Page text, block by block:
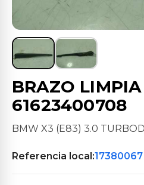
BRAZO
61623400708
BMW X3 (E83) 3.0
Referencia local:17380067